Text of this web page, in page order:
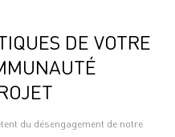
DE VOTRE
du désengagement de notre